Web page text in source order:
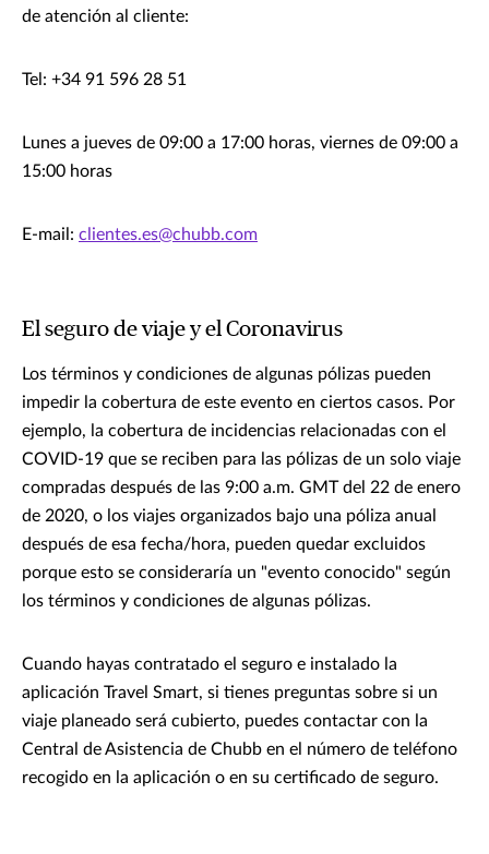
de atención al cliente:
Tel: +34 91 596 28 51
Lunes a jueves de 09:00 a 17:00 horas, viernes de 09:00 a
15:00 horas
E-mail: clientes.es@chubb.com
El seguro de viaje y el Coronavirus
Los términos y condiciones de algunas pólizas pueden
impedir la cobertura de este evento en ciertos casos. Por
ejemplo, la cobertura de incidencias relacionadas con el
COVID-19 que se reciben para las pólizas de un solo viaje
compradas después de las 9:00 a.m. GMT del 22 de enero
de 2020, o los viajes organizados bajo una póliza anual
después de esa fecha/hora, pueden quedar excluidos
porque esto se consideraría un "evento conocido" según
los términos y condiciones de algunas pólizas.
Cuando hayas contratado el seguro e instalado la
aplicación Travel Smart, si tienes preguntas sobre si un
viaje planeado será cubierto, puedes contactar con la
Central de Asistencia de Chubb en el número de teléfono
recogido en la aplicación o en su certificado de seguro.